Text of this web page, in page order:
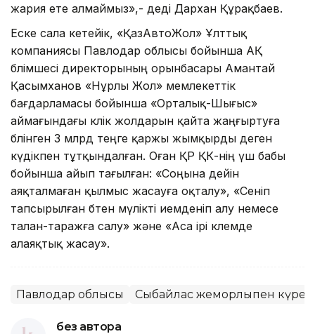
жария ете алмаймыз»,- деді Дархан Құрақбаев.
Еске сала кетейік, «ҚазАвтоЖол» Ұлттық
компаниясы Павлодар облысы бойынша АҚ
бөлімшесі директорының орынбасары Амантай
Қасымханов «Нұрлы Жол» мемлекеттік
бағдарламасы бойынша «Орталық-Шығыс»
аймағындағы көлік жолдарын қайта жаңғыртуға
бөлінген 3 млрд теңге қаржы жымқырды деген
күдікпен тұтқындалған. Оған ҚР ҚК-нің үш бабы
бойынша айып тағылған: «Соңына дейін
аяқталмаған қылмыс жасауға оқталу», «Сеніп
тапсырылған бөтен мүлікті иемденіп алу немесе
талан-таражға салу» және «Аса ірі көлемде
алаяқтық жасау».
Павлодар облысы Сыбайлас жемқорлықпен күрес
без автора